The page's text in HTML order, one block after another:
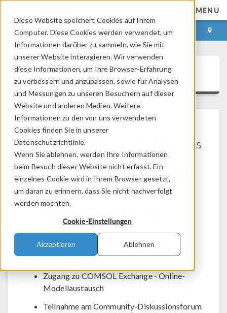
Diese Website speichert Cookies auf Ihrem
Computer. Diese Cookies werden verwendet, um
Informationen darüber zu sammeln, wie Sie mit
unserer Website interagieren. Wir verwenden
diese Informationen, um Ihre Browser-Erfahrung
zu verbessern und anzupassen, sowie für Analysen
und Messungen zu unseren Besuchern auf dieser
Website und anderen Medien. Weitere
Informationen zu den von uns verwendeten
Cookies finden Sie in unserer
Datenschutzrichtlinie.
Wenn Sie ablehnen, werden Ihre Informationen
beim Besuch dieser Website nicht erfasst. Ein
einzelnes Cookie wird in Ihrem Browser gesetzt,
um daran zu erinnern, dass Sie nicht nachverfolgt
werden möchten.
Cookie-Einstellungen
Akzeptieren Ablehnen
MENU
ANMELDEN KONTAKT
COMSOL Access
Willkommen bei COMSOL Access
COMSOL Access ist ein Service, den wir
unseren Nutzern und Interessenten anbieten.
Vorteile:
bearbeiten
Den technischen Support kontaktieren
Aktuelle Anmeldungen für Veranstaltungen
Zugang zu COMSOL Exchange - Online-
Modellaustausch
Teilnahme am Community-Diskussionsforum